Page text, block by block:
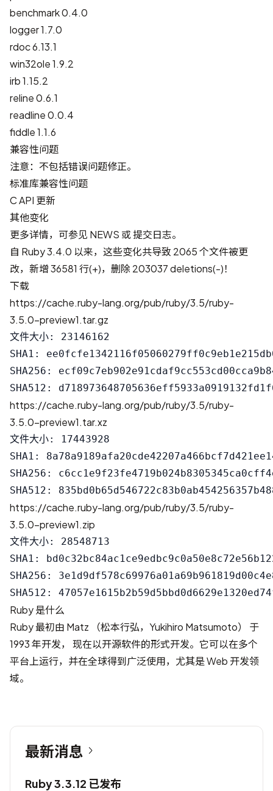
benchmark 0.4.0
logger 1.7.0
rdoc 6.13.1
win32ole 1.9.2
irb 1.15.2
reline 0.6.1
readline 0.0.4
fiddle 1.1.6
兼容性问题
注意：不包括错误问题修正。
标准库兼容性问题
C API 更新
其他变化
更多详情，可参见 NEWS 或提交日志。
自 Ruby 3.4.0 以来，这些变化共导致 2065 个文件被更
改，新增 36581 行(+)，删除 203037 deletions(-)！
下载
https://cache.ruby-lang.org/pub/ruby/3.5/ruby-
3.5.0-preview1.tar.gz
文件大小: 23146162
SHA1:
SHA256:
https://cache.ruby-lang.org/pub/ruby/3.5/ruby-
3.5.0-preview1.tar.xz
文件大小: 17443928
SHA1:
SHA256:
https://cache.ruby-lang.org/pub/ruby/3.5/ruby-
3.5.0-preview1.zip
文件大小: 28548713
SHA1:
SHA256:
Ruby 是什么
Ruby 最初由 Matz （松本行弘，Yukihiro Matsumoto） 于
1993 年开发， 现在以开源软件的形式开发。它可以在多个
平台上运行，并在全球得到广泛使用，尤其是 Web 开发领
域。
最新消息
Ruby 3.3.12 已发布